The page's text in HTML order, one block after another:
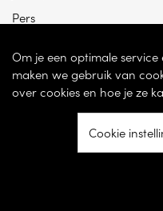
Pers
© 2026 - Dhondt Interieur NV –
Om je een optimale
maken we gebruik van
over cookies en hoe je ze
Cookie